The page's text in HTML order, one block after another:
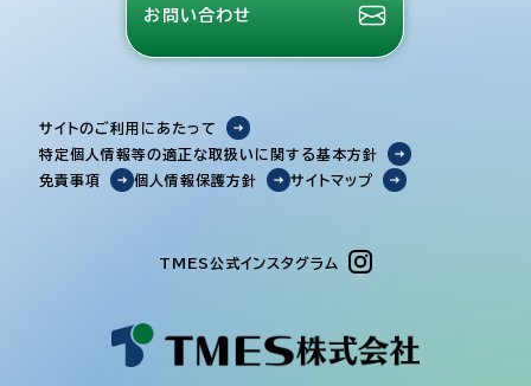
お問い合わせ
サイトのご利用にあたって
特定個人情報等の適正な取扱いに関する基本方針
免責事項
個人情報保護方針 サイトマップ
TMES公式インスタグラム